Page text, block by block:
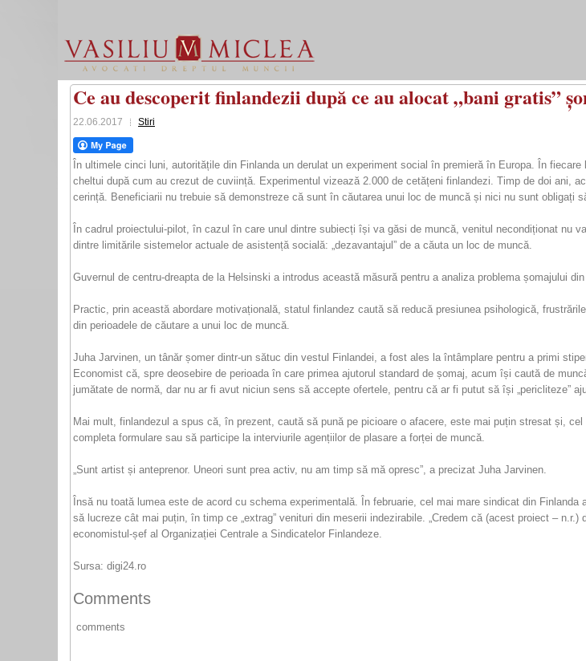
Ce au descoperit finlandezii după ce au alocat „bani gratis”
22.06.2017 Stiri
În ultimele cinci luni, autoritățile din Finlanda un derulat un experiment social în premieră în Europa. În
cheltui după cum au crezut de cuviință. Experimentul vizează 2.000 de cetățeni finlandezi. Timp de doi ani,
cerință. Beneficiarii nu trebuie să demonstreze că sunt în căutarea unui loc de muncă și nici nu sunt obligați
În cadrul proiectului-pilot, în cazul în care unul dintre subiecți își va găsi de muncă, venitul necondiționat
dintre limitările sistemelor actuale de asistență socială: „dezavantajul” de a căuta un loc de muncă.
Guvernul de centru-dreapta de la Helsinski a introdus această măsură pentru a analiza problema șomajului
Practic, prin această abordare motivațională, statul finlandez caută să reducă presiunea psihologică,
din perioadele de căutare a unui loc de muncă.
Juha Jarvinen, un tânăr șomer dintr-un sătuc din vestul Finlandei, a fost ales la întâmplare pentru a primi
Economist că, spre deosebire de perioada în care primea ajutorul standard de șomaj, acum își caută de
jumătate de normă, dar nu ar fi avut niciun sens să accepte ofertele, pentru că ar fi putut să își „pericliteze”
Mai mult, finlandezul a spus că, în prezent, caută să pună pe picioare o afacere, este mai puțin stresat și,
completa formulare sau să participe la interviurile agențiilor de plasare a forței de muncă.
„Sunt artist și anteprenor. Uneori sunt prea activ, nu am timp să mă opresc”, a precizat Juha Jarvinen.
Însă nu toată lumea este de acord cu schema experimentală. În februarie, cel mai mare sindicat din
să lucreze cât mai puțin, în timp ce „extrag” venituri din meserii indezirabile. „Credem că (acest proiect –
economistul-șef al Organizației Centrale a Sindicatelor Finlandeze.
Sursa: digi24.ro
Comments
comments